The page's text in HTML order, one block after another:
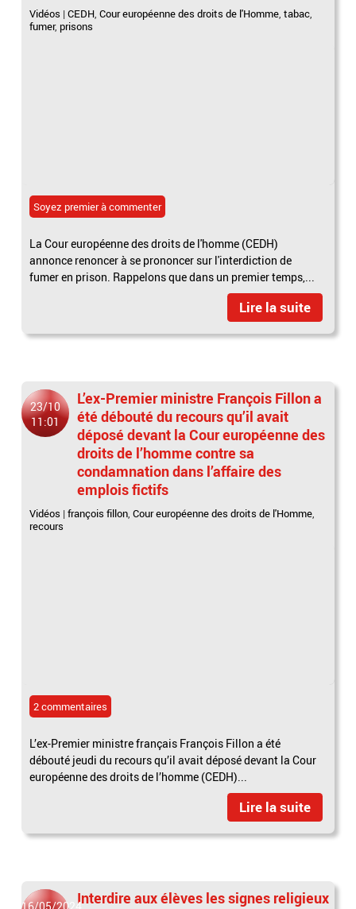
Vidéos |CEDH,Cour européenne des droits de l'Homme,tabac,
fumer, prisons
Soyez premier à commenter
La Cour européenne des droits de l'homme (CEDH)
annonce renoncer à se prononcer sur l'interdiction de
fumer en prison. Rappelons que dans un premier temps,...
Lire la suite
23/10
11:01
L’ex-Premier ministre François Fillon a
été débouté du recours qu’il avait
déposé devant la Cour européenne des
droits de l’homme contre sa
condamnation dans l’affaire des
emplois fictifs
Vidéos |françois fillon,Cour européenne des droits de l'Homme,
recours
2 commentaires
L’ex-Premier ministre français François Fillon a été
débouté jeudi du recours qu’il avait déposé devant la Cour
européenne des droits de l’homme (CEDH)...
Lire la suite
Interdire aux élèves les signes religieux